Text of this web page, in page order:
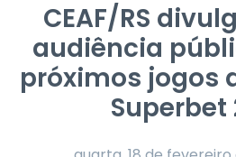
CEAF/RS
audiência
próximos jogos
Superbet